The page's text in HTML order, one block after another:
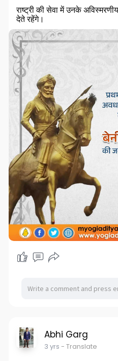
राष्ट्री की सेवा में उनके
देते रहेंगे।
Abhi Garg
3 yrs - Translate